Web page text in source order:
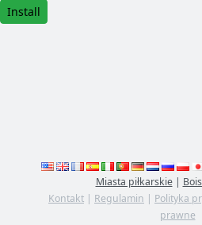
Install
Miasta piłkarskie|
Kontakt | Regulamin | Polityka
prawne